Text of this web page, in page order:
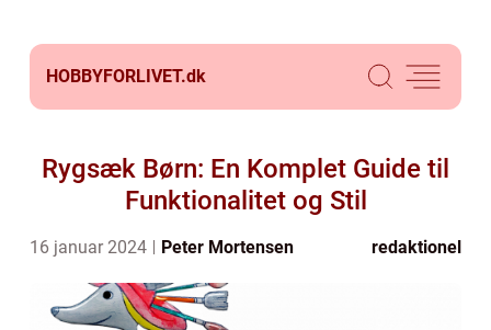
HOBBYFORLIVET.dk
Rygsæk Børn: En Komplet Guide til
Funktionalitet og Stil
16 januar 2024 Peter Mortensen redaktionel